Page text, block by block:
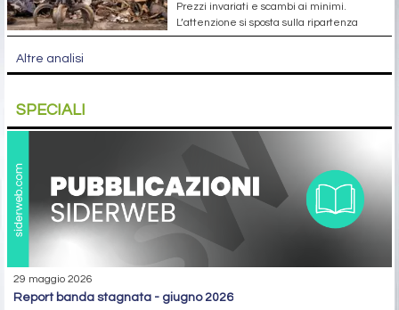
Prezzi invariati e scambi ai minimi.
L’attenzione si sposta sulla ripartenza
Altre analisi
SPECIALI
29 maggio 2026
report banda stagnata - giugno 2026